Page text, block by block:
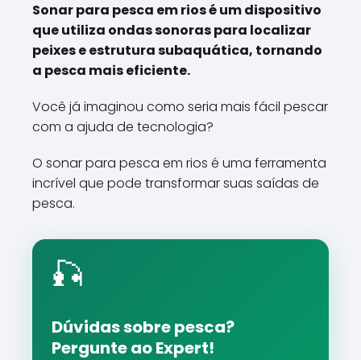
Sonar para pesca em rios é um dispositivo
que utiliza ondas sonoras para localizar
peixes e estrutura subaquática, tornando
a pesca mais eficiente.
Você já imaginou como seria mais fácil pescar
com a ajuda de tecnologia?
O sonar para pesca em rios é uma ferramenta
incrível que pode transformar suas saídas de
pesca.
🎣
Dúvidas sobre pesca?
Pergunte ao Expert!